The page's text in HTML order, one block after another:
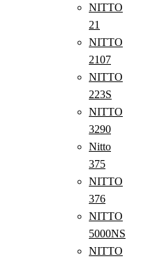
NITTO
21
NITTO
2107
NITTO
223S
NITTO
3290
Nitto
375
NITTO
376
NITTO
5000NS
NITTO